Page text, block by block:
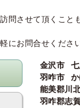
問させて頂くこと
にお問合せください
金沢市
羽咋市
能美郡川
羽咋郡志